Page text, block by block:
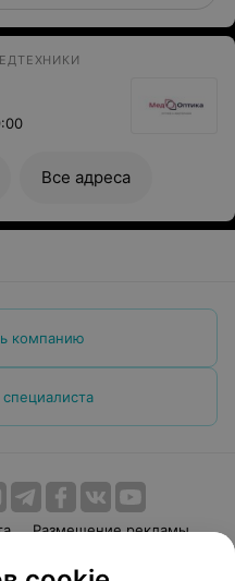
Все адреса
компанию
Размещение рекламы